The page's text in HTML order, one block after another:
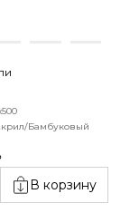
Бамбуковый
В корзину